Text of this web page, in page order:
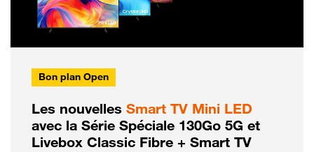
Bon plan Open
Les nouvelles Smart TV Mini LED
avec la Série Spéciale 130Go 5G et
Livebox Classic Fibre + Smart TV